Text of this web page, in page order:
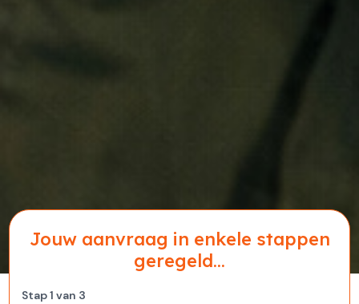
Jouw aanvraag in enkele stappen
geregeld...
Stap1 van 3